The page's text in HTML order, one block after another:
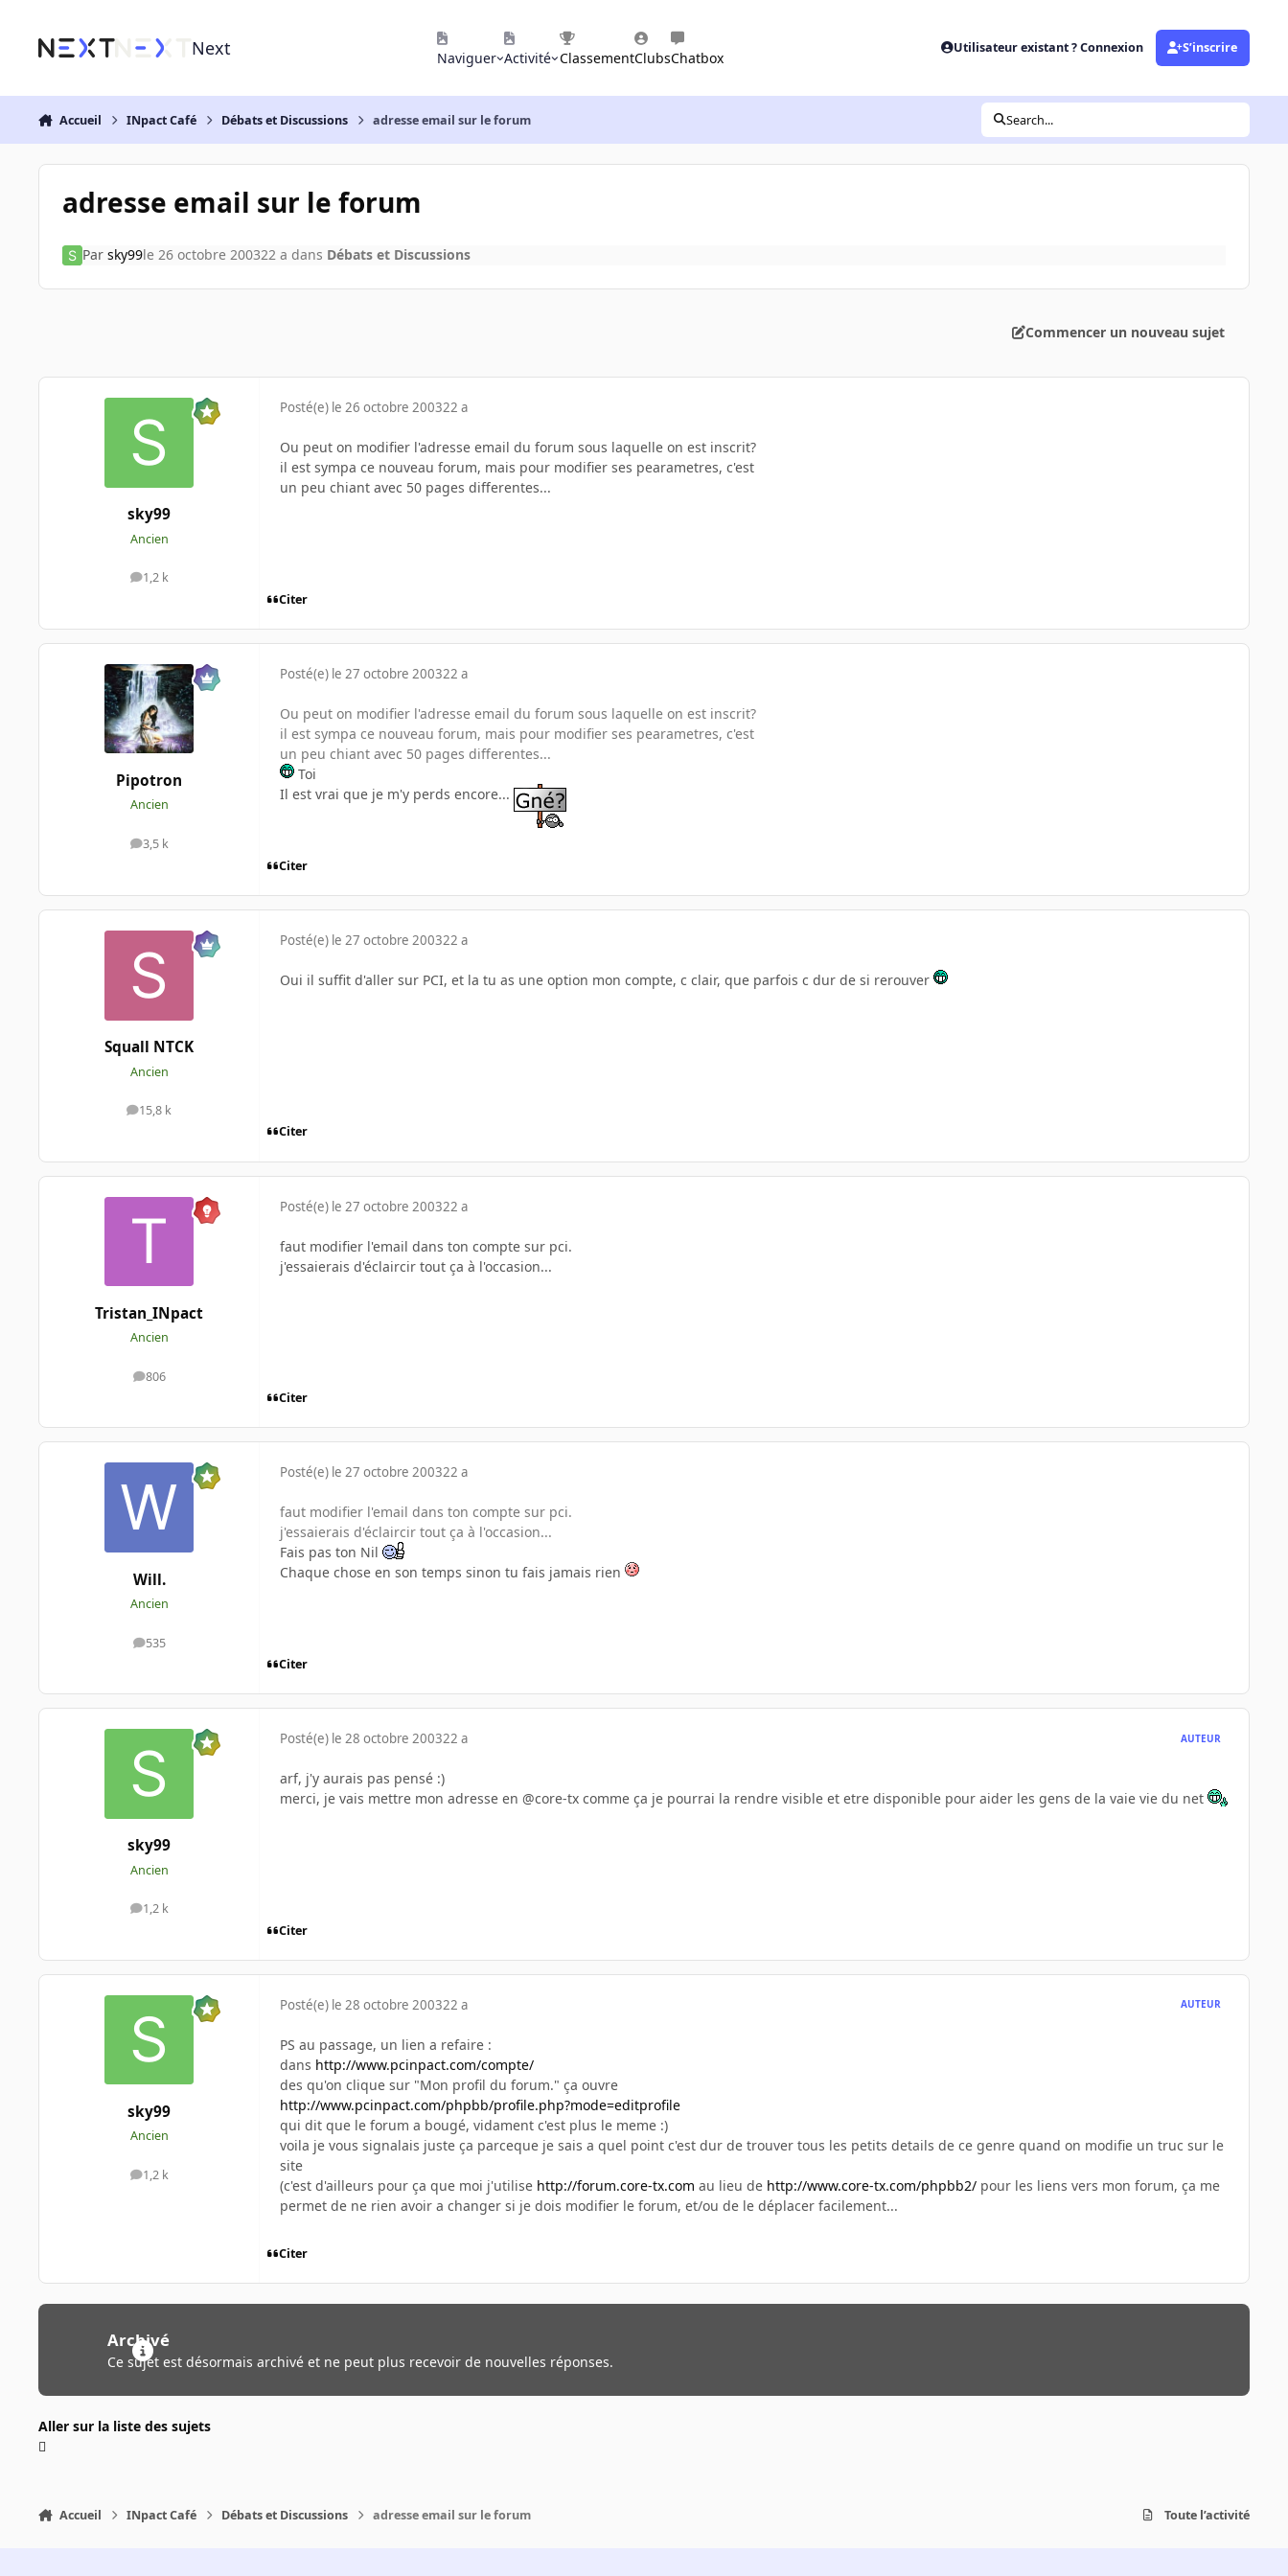
Next Naviguer Activité ClassementClubsChatbox
Utilisateur existant ? Connexion S’inscrire
Accueil INpact Café Débats et Discussions adresse email sur le forum Search...
adresse email sur le forum
Par sky99le 26 octobre 200322 a dans Débats et Discussions
Commencer un nouveau sujet
sky99
Ancien
1,2 k
messages
Posté(e) le 26 octobre 200322 a
Ou peut on modifier l'adresse email du forum sous laquelle on est inscrit?
il est sympa ce nouveau forum, mais pour modifier ses pearametres, c'est
un peu chiant avec 50 pages differentes...
Citer
Pipotron
Ancien
3,5 k
messages
Posté(e) le 27 octobre 200322 a
Ou peut on modifier l'adresse email du forum sous laquelle on est inscrit?
il est sympa ce nouveau forum, mais pour modifier ses pearametres, c'est
un peu chiant avec 50 pages differentes...
Toi
Il est vrai que je m'y perds encore...
Citer
Squall NTCK
Ancien
15,8 k
messages
Posté(e) le 27 octobre 200322 a
Oui il suffit d'aller sur PCI, et la tu as une option mon compte, c clair, que parfois c dur de si rerouver
Citer
Tristan_INpact
Ancien
806
messages
Posté(e) le 27 octobre 200322 a
faut modifier l'email dans ton compte sur pci.
j'essaierais d'éclaircir tout ça à l'occasion...
Citer
Will.
Ancien
535
messages
Posté(e) le 27 octobre 200322 a
faut modifier l'email dans ton compte sur pci.
j'essaierais d'éclaircir tout ça à l'occasion...
Fais pas ton Nil
Chaque chose en son temps sinon tu fais jamais rien
Citer
sky99
Ancien
1,2 k
messages
Posté(e) le 28 octobre 200322 a AUTEUR
arf, j'y aurais pas pensé :)
merci, je vais mettre mon adresse en @core-tx comme ça je pourrai la rendre visible et etre disponible pour aider les gens de la vaie vie du net
Citer
sky99
Ancien
1,2 k
messages
Posté(e) le 28 octobre 200322 a AUTEUR
PS au passage, un lien a refaire :
dans http://www.pcinpact.com/compte/
des qu'on clique sur "Mon profil du forum." ça ouvre
http://www.pcinpact.com/phpbb/profile.php?mode=editprofile
qui dit que le forum a bougé, vidament c'est plus le meme :)
voila je vous signalais juste ça parceque je sais a quel point c'est dur de trouver tous les petits details de ce genre quand on modifie un truc sur le
site
(c'est d'ailleurs pour ça que moi j'utilise http://forum.core-tx.com au lieu de http://www.core-tx.com/phpbb2/ pour les liens vers mon forum, ça me
permet de ne rien avoir a changer si je dois modifier le forum, et/ou de le déplacer facilement...
Citer
Archivé
Ce sujet est désormais archivé et ne peut plus recevoir de nouvelles réponses.
Aller sur la liste des sujets
Accueil INpact Café Débats et Discussions adresse email sur le forum Toute l’activité